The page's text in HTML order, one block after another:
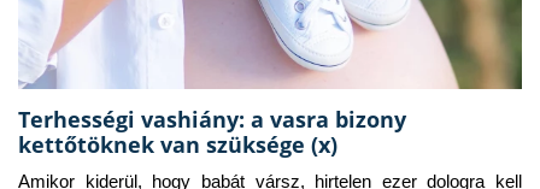
Terhességi vashiány: a vasra bizony
kettőtöknek van szüksége (x)
Amikor kiderül, hogy babát vársz, hirtelen ezer dologra kell